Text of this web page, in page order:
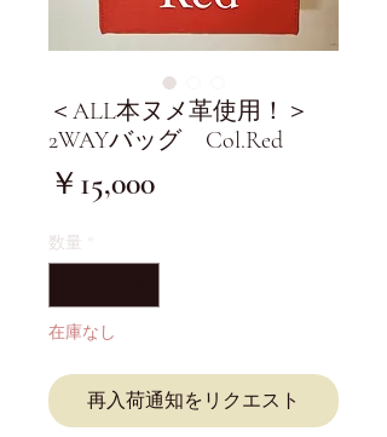
＜ALL本ヌメ革使用！＞
2WAYバッグ Col.Red
￥15,000価
数量
在庫なし
再入荷通知をリクエスト